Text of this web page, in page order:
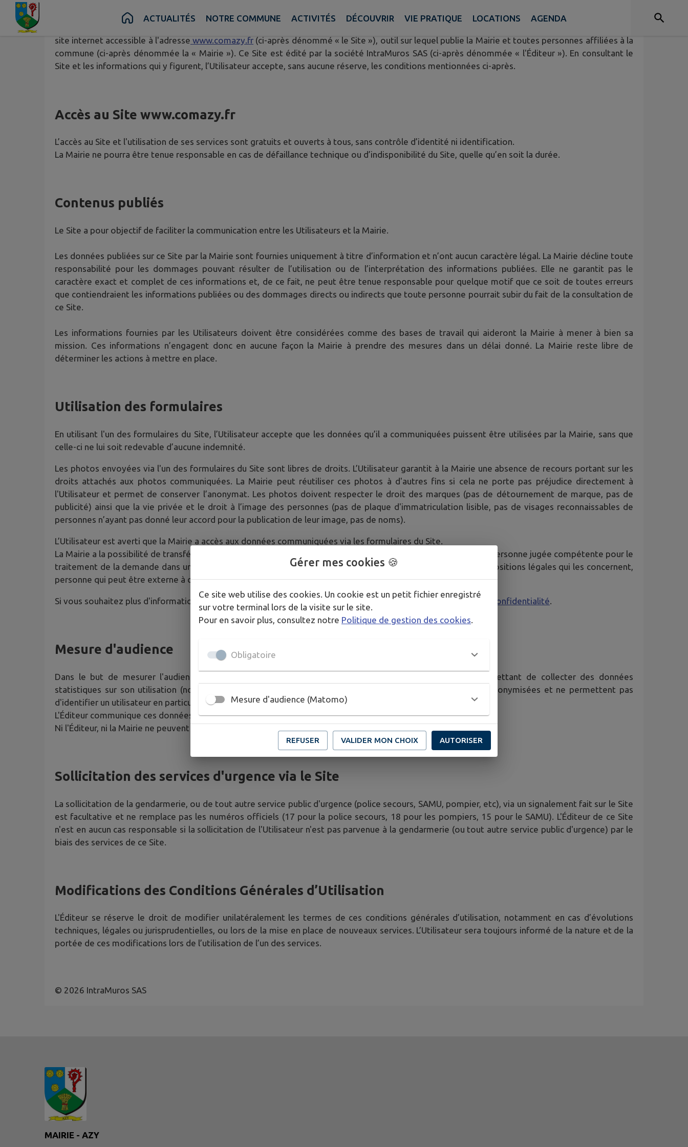
Contenu Recherche Pied de page
ACTUALITÉS NOTRE COMMUNE ACTIVITÉS DÉCOUVRIR VIE PRATIQUE LOCATIONS AGENDA
site internet accessible à l'adresse www.comazy.fr (ci-après dénommé « le Site »), outil sur lequel publie la Mairie et toutes personnes affiliées à la
commune (ci-après dénommée la « Mairie »). Ce Site est édité par la société IntraMuros SAS (ci-après dénommée « l'Éditeur »). En consultant le
Site et les informations qui y figurent, l’Utilisateur accepte, sans aucune réserve, les conditions mentionnées ci-après.
Accès au Site www.comazy.fr
L’accès au Site et l'utilisation de ses services sont gratuits et ouverts à tous, sans contrôle d’identité ni identification.
La Mairie ne pourra être tenue responsable en cas de défaillance technique ou d’indisponibilité du Site, quelle qu’en soit la durée.
Contenus publiés
Le Site a pour objectif de faciliter la communication entre les Utilisateurs et la Mairie.
Les données publiées sur ce Site par la Mairie sont fournies uniquement à titre d’information et n’ont aucun caractère légal. La Mairie décline toute
responsabilité pour les dommages pouvant résulter de l’utilisation ou de l’interprétation des informations publiées. Elle ne garantit pas le
caractère exact et complet de ces informations et, de ce fait, ne peut être tenue responsable pour quelque motif que ce soit de toutes erreurs
que contiendraient les informations publiées ou des dommages directs ou indirects que toute personne pourrait subir du fait de la consultation de
ce Site.
Les informations fournies par les Utilisateurs doivent être considérées comme des bases de travail qui aideront la Mairie à mener à bien sa
mission. Ces informations n’engagent donc en aucune façon la Mairie à prendre des mesures dans un délai donné. La Mairie reste libre de
déterminer les actions à mettre en place.
Utilisation des formulaires
En utilisant l'un des formulaires du Site, l’Utilisateur accepte que les données qu’il a communiquées puissent être utilisées par la Mairie, sans que
celle-ci ne lui soit redevable d’aucune indemnité.
Les photos envoyées via l'un des formulaires du Site sont libres de droits. L’Utilisateur garantit à la Mairie une absence de recours portant sur les
droits attachés aux photos communiquées. La Mairie peut réutiliser ces photos à d'autres fins si cela ne porte pas préjudice directement à
l'Utilisateur et permet de conserver l’anonymat. Les photos doivent respecter le droit des marques (pas de détournement de marque, pas de
publicité) ainsi que la vie privée et le droit à l’image des personnes (pas de plaque d'immatriculation lisible, pas de visages reconnaissables de
personnes n’ayant pas donné leur accord pour la publication de leur image, pas de noms).
L’Utilisateur est averti que la Mairie a accès aux données communiquées via les formulaires du Site.
La Mairie a la possibilité de transférer les données communiquées via le formulaire auprès de n’importe quelle personne jugée compétente pour le
traitement de la demande dans un souci d’optimisation de la qualité du service public dans le respect des dispositions légales qui les concernent,
personne qui peut être externe à ces collectivités.
Si vous souhaitez plus d'informations sur la gestion de vos données personnelles, consultez notrepolitique de confidentialité.
Mesure d'audience
Dans le but de mesurer l'audience du Site, celui-ci est équipé d'un système de traceurs (
) permettant de collecter des données
statistiques sur son utilisation (nombre de vues, nombre d’utilisateurs, ...). Ces données statistiques sont anonymisées et ne permettent pas
d'identifier un utilisateur en particulier.
L'Éditeur communique ces données à la Mairie si elle le souhaite.
Ni l'Éditeur, ni la Mairie ne peuvent revendre ou louer ces informations à un tiers.
Sollicitation des services d'urgence via le Site
La sollicitation de la gendarmerie, ou de tout autre service public d'urgence (police secours, SAMU, pompier, etc), via un signalement fait sur le Site
est facultative et ne remplace pas les numéros officiels (17 pour la police secours, 18 pour les pompiers, 15 pour le SAMU). L'Éditeur de ce Site
n'est en aucun cas responsable si la sollicitation de l'Utilisateur n'est pas parvenue à la gendarmerie (ou tout autre service public d'urgence) par le
biais des services de ce Site.
Modifications des Conditions Générales d’Utilisation
L'Éditeur se réserve le droit de modifier unilatéralement les termes de ces conditions générales d’utilisation, notamment en cas d’évolutions
techniques, légales ou jurisprudentielles, ou lors de la mise en place de nouveaux services. L’Utilisateur sera toujours informé de la nature et de la
portée de ces modifications lors de l’utilisation de l’un des services.
© 2026 IntraMuros SAS
MAIRIE - AZY
Gérer mes cookies 🍪
Ce site web utilise des cookies. Un cookie est un petit fichier enregistré
sur votre terminal lors de la visite sur le site.
Pour en savoir plus, consultez notre Politique de gestion des cookies
Obligatoire
Mesure d'audience (Matomo)
REFUSER VALIDER MON CHOIX AUTORISER